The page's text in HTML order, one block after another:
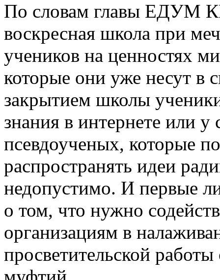
По словам главы ЕДУМ
воскресная школа при
учеников на ценностях
которые они уже несут в
закрытием школы
знания в интернете или
псевдоученых, которые
распространять идеи
недопустимо. И первые
о том, что нужно
организациям в
просветительской